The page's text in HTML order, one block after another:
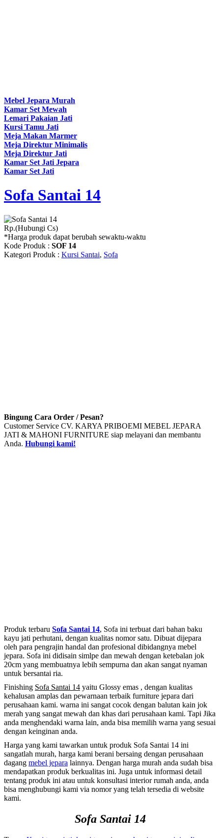
Mebel Jepara Murah
Kamar Set Mewah
Lemari Pakaian Jati
Kursi Tamu Jati
Meja Makan Marmer
Meja Direktur Minimalis
Meja Direktur Jati
Kamar Set Jati Jepara
Kamar Set Jati
Sofa Santai 14
Rp.(Hubungi Cs)
*Harga produk dapat berubah sewaktu-waktu
Kode Produk : SOF 14
Kategori Produk : Kursi Santai, Sofa
Bingung Cara Order / Pesan?
Customer Service CV. KARYA PRIBOEMI MEBEL JEPARA
JATI & MAHONI FURNITURE siap melayani dan membantu
Anda. Hubungi kami!
Produk terbaru Sofa Santai 14, Sofa ini terbuat dari bahan baku
kayu jati perhutani, dengan kualitas nomor satu. Dibuat dijepara
oleh para pengrajin handal dan profesional dibidangnya mebel
jepara. Sofa ini didisain simlpe dan mewah dengan ketebalan jok
20cm yang membuatnya lebih sempurna dan akan sangat nyaman
untuk bersantai ria.
Finishing Sofa Santai 14 yaitu Glossy emas , dengan kualitas
kehalusan amplas dan pewarnaan terbaik furniture jepara dari
perusahaan kami. warna ini sangat cocok dengan balutan kain jok
merah yang sangat mewah dan khas dari perusahaan kami. Tapi Jika
anda menghendaki warna lain, anda bisa memilih warna yang sesuai
dengan keinginan anda.
Harga yang kami tawarkan untuk produk Sofa Santai 14 ini
sangatlah murah, harga kami berani bersaing dengan perusahaan
dagang mebel jepara lainnya. Dengan harga murah anda sudah bisa
mendapatkan produk berkualitas ini. Juga untuk informasi detail
tentang produk ini atau untuk konsultasi interior rumah anda, anda
bisa menghubungi kami via nomor yang telah tersedia di website
kami.
Sofa Santai 14